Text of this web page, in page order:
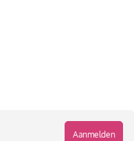
Aanmelden